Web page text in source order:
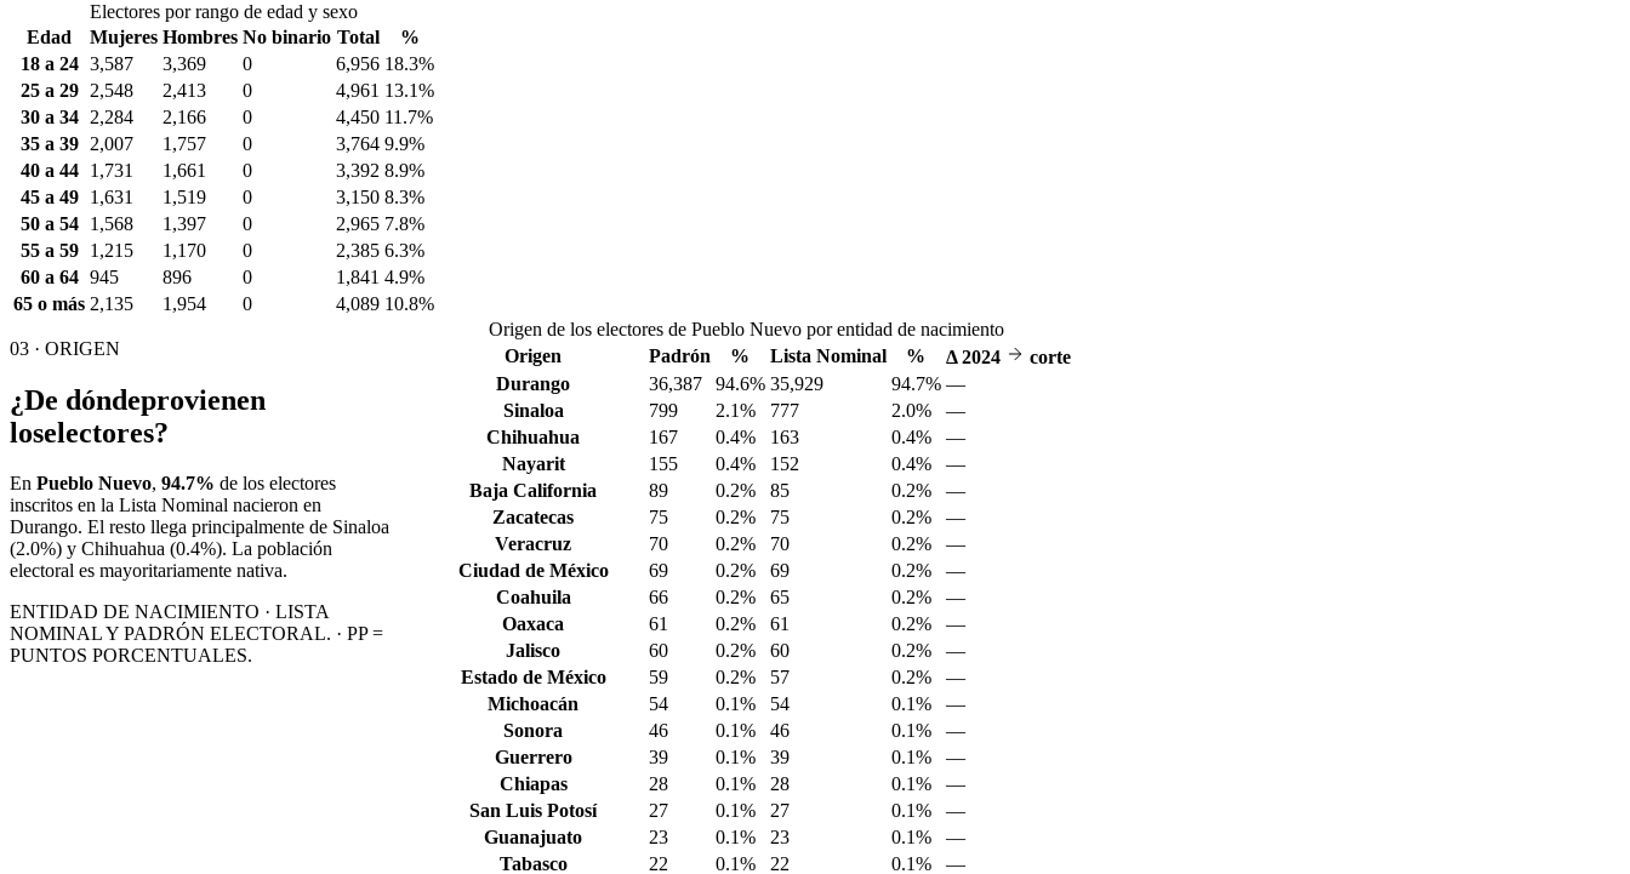
Electores por rango de edad y sexo
Edad
Mujeres Hombres No binario Total
%
18 a 24 3,587 3,369 0 6,956 18.3%
25 a 29
2,548 2,413 0 4,961 13.1%
30 a 34
2,284 2,166 0 4,450 11.7%
35 a 39
2,007 1,757 0 3,764 9.9%
40 a 44
1,731 1,661 0 3,392 8.9%
45 a 49
1,631 1,519 0 3,150 8.3%
50 a 54
1,568 1,397 0 2,965 7.8%
55 a 59
1,215 1,170 0 2,385 6.3%
60 a 64 945 896 0 1,841 4.9%
65 o más 2,135 1,954 0 4,089 10.8%
03 · ORIGEN
¿De dóndeprovienen
loselectores?
En Pueblo Nuevo, 94.7% de los electores
inscritos en la Lista Nominal nacieron en
Durango. El resto llega principalmente de Sinaloa
(2.0%) y Chihuahua (0.4%). La población
electoral es mayoritariamente nativa.
ENTIDAD DE NACIMIENTO · LISTA
NOMINAL Y PADRÓN ELECTORAL. · PP =
PUNTOS PORCENTUALES.
Origen de los electores de Pueblo Nuevo por entidad de nacimiento
Origen
Padrón % Lista Nominal % Δ2024
corte
Durango
36,387 94.6% 35,929 94.7% —
Sinaloa
799 2.1% 777 2.0%
—
Chihuahua
167 0.4% 163 0.4%
—
Nayarit
155 0.4% 152 0.4%
—
Baja California
89 0.2% 85 0.2%
—
Zacatecas
75 0.2% 75 0.2%
—
Veracruz
70 0.2% 70 0.2%
—
Ciudad de México
69 0.2% 69 0.2%
—
Coahuila
66 0.2% 65 0.2%
—
Oaxaca
61 0.2% 61 0.2%
—
Jalisco
60 0.2% 60 0.2%
—
Estado de México
59 0.2% 57 0.2%
—
Michoacán
54 0.1% 54 0.1%
—
Sonora
46 0.1% 46 0.1%
—
Guerrero
39 0.1% 39 0.1%
—
Chiapas
28 0.1% 28 0.1%
—
San Luis Potosí
27 0.1% 27 0.1%
—
Guanajuato
23 0.1% 23 0.1%
—
Tabasco
22 0.1% 22 0.1%
—